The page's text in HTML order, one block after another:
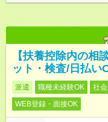
【扶養控除内の相
ット・検査/日払い
派遣 職種未経験OK 社
WEB登録・面接OK